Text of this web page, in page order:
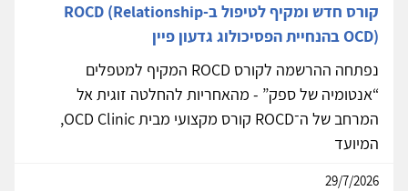
קורס חדש ומקיף לטיפול ב-ROCD (Relationship
OCD) בהנחיית הפסיכולוג גדעון פיין
נפתחה ההרשמה לקורס ROCD המקיף למטפלים
“אנטומיה של ספק” - מהאחריות להחלטה זוגית אל
המרחב של ה־ROCD קורס מקצועי מבית OCD Clinic,
המיועד
29/7/2026